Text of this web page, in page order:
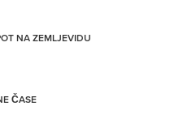
NA ZEMLJEVIDU
ČASE